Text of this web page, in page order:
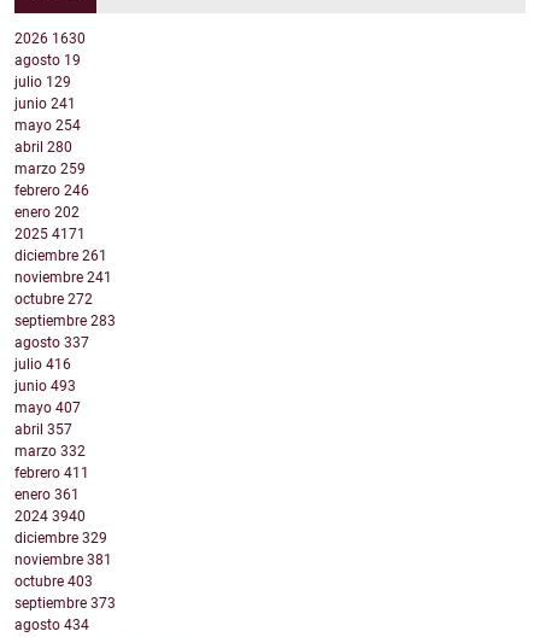
2026 1630
agosto 19
julio 129
junio 241
mayo 254
abril 280
marzo 259
febrero 246
enero 202
2025 4171
diciembre 261
noviembre 241
octubre 272
septiembre 283
agosto 337
julio 416
junio 493
mayo 407
abril 357
marzo 332
febrero 411
enero 361
2024 3940
diciembre 329
noviembre 381
octubre 403
septiembre 373
agosto 434